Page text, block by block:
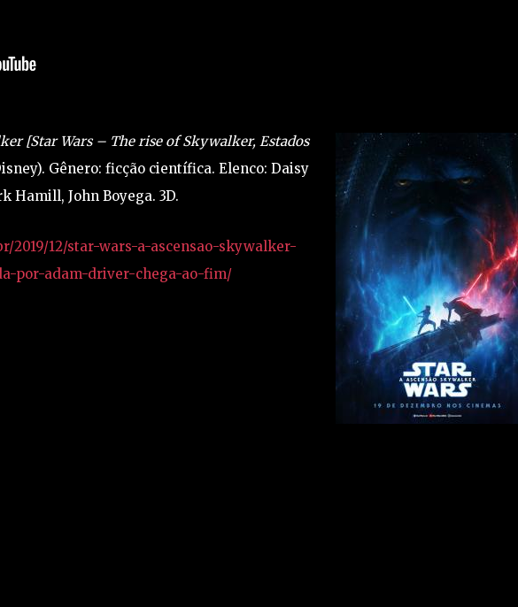
[Star Wars – The rise of Skywalker, Estados
Gênero: ficção científica. Elenco: Daisy
Hamill, John Boyega. 3D.
2019/12/star-wars-a-ascensao-skywalker-
por-adam-driver-chega-ao-fim/